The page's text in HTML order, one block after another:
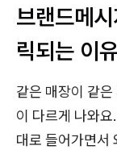
브랜드메
릭되는 이
같은 매장이 같
이 다르게 나와
대로 들어가면서